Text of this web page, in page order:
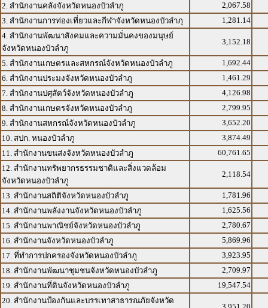
2. สำนักงานคลังจังหวัดหนองบัวลำภู
2,067.58
3. สำนักงานการท่องเที่ยวและกีฬาจังหวัดหนองบัวลำภุ
1,281.14
4. สำนักงานพัฒนาสังคมและความมั่นคงของมนุษย์
จังหวัดหนองบัวลำภู
3,152.18
5. สำนักงานเกษตรและสหกรณ์จังหวัดหนองบัวลำภู
1,692.44
6. สำนักงานประมงจังหวัดหนองบัวลำภู
1,461.29
7. สำนักงานปศุสัตว์จังหวัดหนองบัวลำภู
4,126.98
8. สำนักงานเกษตรจังหวัดหนองบัวลำภู
2,799.95
9. สำนักงานสหกรณ์จังหวัดหนองบัวลำภู
3,652.20
10. สปก. หนองบัวลำภู
3,874.49
11. สำนักงานขนส่งจังหวัดหนองบัวลำภู
60,761.65
12. สำนักงานทรัพยากรธรรมชาติและสิ่งแวดล้อม
จังหวัดหนองบัวลำภู
2,118.54
13. สำนักงานสถิติจังหวัดหนองบัวลำภู
1,781.96
14. สำนักงานพลังงานจังหวัดหนองบัวลำภู
1,625.56
15. สำนักงานพาณิชย์จังหวัดหนองบัวลำภู
2,780.67
16. สำนักงานจังหวัดหนองบัวลำภู
5,869.96
17. ที่ทำการปกครองจังหวัดหนองบัวลำภู
3,923.95
18. สำนักงานพัฒนาชุมชนจังหวัดหนองบัวลำภู
2,709.97
19. สำนักงานที่ดินจังหวัดหนองบัวลำภู
19,547.54
20. สำนักงานป้องกันและบรรเทาสาธารณภัยจังหวัด